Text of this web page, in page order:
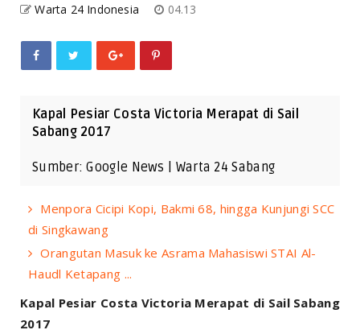
Warta 24 Indonesia 04.13
Kapal Pesiar Costa Victoria Merapat di Sail
Sabang 2017
Sumber: Google News | Warta 24 Sabang
Menpora Cicipi Kopi, Bakmi 68, hingga Kunjungi SCC
di Singkawang
Orangutan Masuk ke Asrama Mahasiswi STAI Al-
Haudl Ketapang ...
Kapal Pesiar Costa Victoria Merapat di Sail Sabang
2017